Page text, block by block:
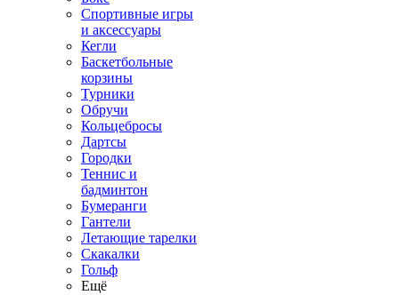
Спортивные игры
и аксессуары
Кегли
Баскетбольные
корзины
Турники
Обручи
Кольцебросы
Дартсы
Городки
Теннис и
бадминтон
Бумеранги
Гантели
Летающие тарелки
Скакалки
Гольф
Ещё